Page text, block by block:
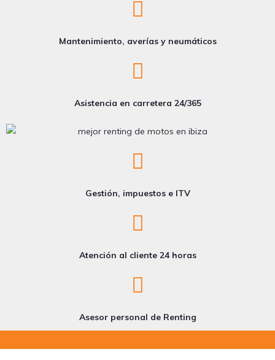
Mantenimiento, averías y neumáticos
Asistencia en carretera 24/365
Gestión, impuestos e ITV
Atención al cliente 24 horas
Asesor personal de Renting